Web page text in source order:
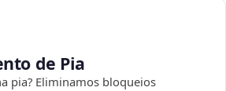
de Pia
pia? Eliminamos bloqueios